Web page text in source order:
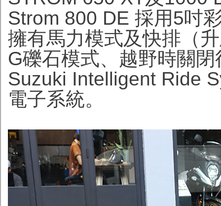
Strom 800 DE 採用5吋
擁有馬力模式及快排（
G礫石模式、越野時關
Suzuki Intelligent Ride
電子系統。